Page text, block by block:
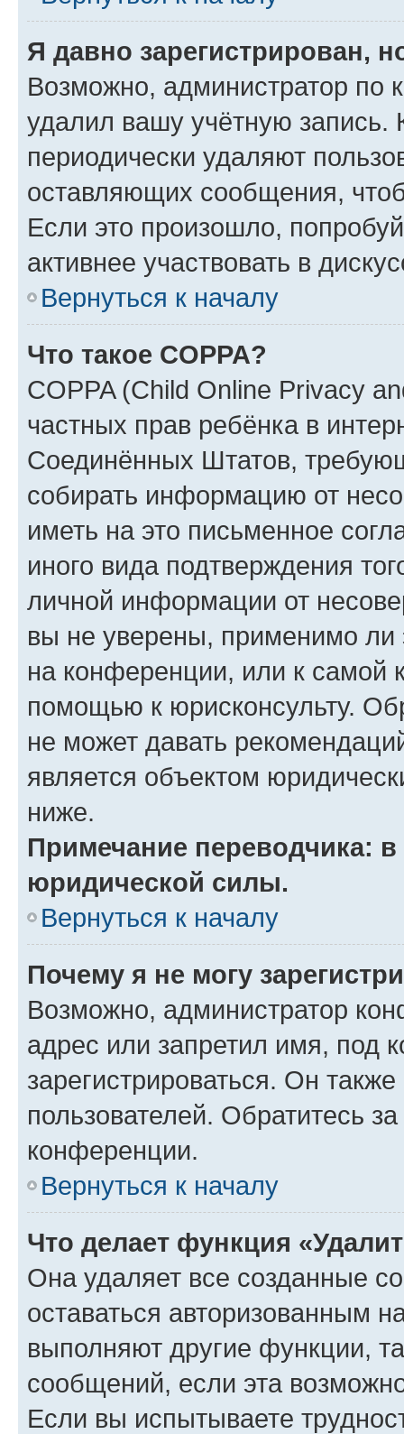
Я давно зарегистрирован,
Возможно, администратор по
удалил вашу учётную запись.
периодически удаляют
оставляющих сообщения,
Если это произошло,
активнее участвовать в
Вернуться к началу
Что такое COPPA?
COPPA (Child Online Privacy
частных прав ребёнка в
Соединённых Штатов,
собирать информацию от
иметь на это письменное
иного вида подтверждения
личной информации от
вы не уверены, применимо ли
на конференции, или к самой
помощью к юрисконсульту.
не может давать
является объектом
ниже.
Примечание переводчика:
юридической силы.
Вернуться к началу
Почему я не могу
Возможно, администратор
адрес или запретил имя, под
зарегистрироваться. Он
пользователей. Обратитесь
конференции.
Вернуться к началу
Что делает функция
Она удаляет все созданные
оставаться авторизованным
выполняют другие функции,
сообщений, если эта
Если вы испытываете